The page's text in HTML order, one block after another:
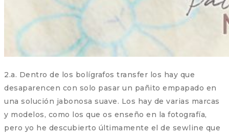
2.a. Dentro de los bolígrafos transfer los hay que
desaparencen con solo pasar un pañito empapado en
una solución jabonosa suave. Los hay de varias marcas
y modelos, como los que os enseño en la fotografía,
pero yo he descubierto últimamente el de sewline que